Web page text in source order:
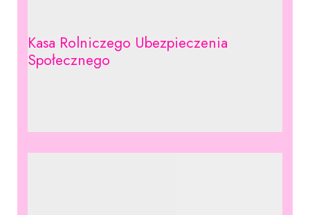
Kasa Rolniczego Ubezpieczenia
Społecznego